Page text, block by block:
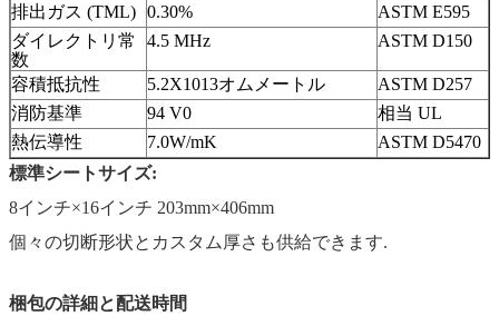
排出ガス (TML) 0.30%
ASTM E595
ダイレクトリ常
数
4.5 MHz ASTM D150
容積抵抗性 5.2X1013オムメートル
ASTM D257
消防基準
94 V0
相当 UL
熱伝導性
7.0W/mK
ASTM D5470
標準シートサイズ:
8インチ×16インチ 203mm×406mm
個々の切断形状とカスタム厚さも供給できます.
梱包の詳細と配送時間